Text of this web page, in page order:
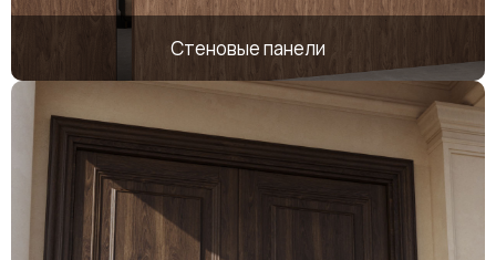
Стеновые панели